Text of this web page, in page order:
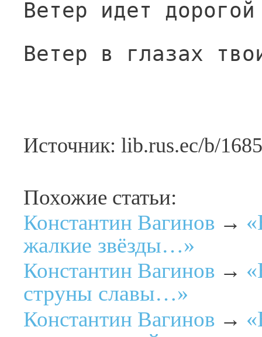
Ветер идет
Ветер в глазах
Источник: lib.rus.ec/b/
Похожие статьи:
Константин Вагинов →
жалкие звёзды…»
Константин Вагинов →
струны славы…»
Константин Вагинов →